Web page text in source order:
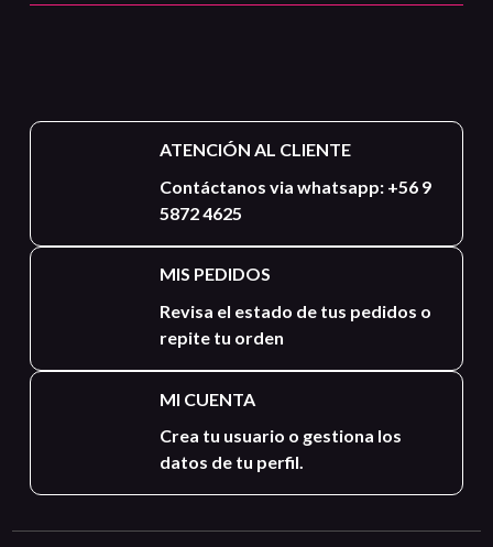
ATENCIÓN AL CLIENTE
Contáctanos via whatsapp: +56 9
5872 4625
MIS PEDIDOS
Revisa el estado de tus pedidos o
repite tu orden
MI CUENTA
Crea tu usuario o gestiona los
datos de tu perfil.